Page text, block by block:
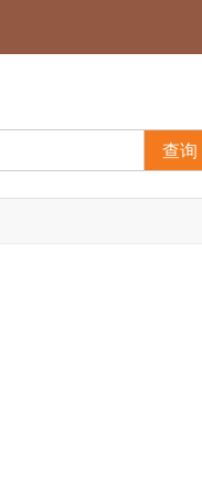
查询